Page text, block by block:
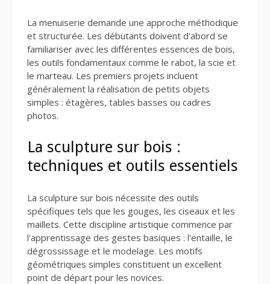
La menuiserie demande une approche méthodique
et structurée. Les débutants doivent d'abord se
familiariser avec les différentes essences de bois,
les outils fondamentaux comme le rabot, la scie et
le marteau. Les premiers projets incluent
généralement la réalisation de petits objets
simples : étagères, tables basses ou cadres
photos.
La sculpture sur bois :
techniques et outils essentiels
La sculpture sur bois nécessite des outils
spécifiques tels que les gouges, les ciseaux et les
maillets. Cette discipline artistique commence par
l'apprentissage des gestes basiques : l'entaille, le
dégrossissage et le modelage. Les motifs
géométriques simples constituent un excellent
point de départ pour les novices.